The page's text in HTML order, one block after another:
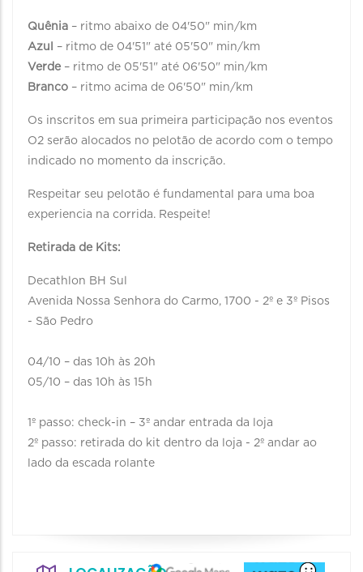
Quênia – ritmo abaixo de 04'50" min/km
Azul
– ritmo de 04'51" até 05'50" min/km
Verde – ritmo de 05'51" até 06'50" min/km
Branco – ritmo acima de 06'50" min/km
Os inscritos em sua primeira participação nos eventos
O2 serão alocados no pelotão de acordo com o tempo
indicado no momento da inscrição.
Respeitar seu pelotão é fundamental para uma boa
experiencia na corrida. Respeite!
Retirada de Kits:
Decathlon BH Sul
Avenida Nossa Senhora do Carmo, 1700 - 2º e 3º Pisos
- São Pedro
04/10 – das 10h às 20h
05/10 – das 10h às 15h
1º passo: check-in – 3º andar entrada da loja
2º passo: retirada do kit dentro da loja - 2º andar ao
lado da escada rolante